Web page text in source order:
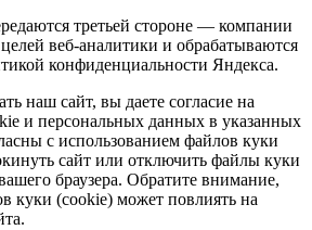
третьей стороне — компании
веб-аналитики и обрабатываются
конфиденциальности Яндекса.
наш сайт, вы даете согласие на
и персональных данных в указанных
с использованием файлов куки
сайт или отключить файлы куки
браузера. Обратите внимание,
куки (cookie) может повлиять на